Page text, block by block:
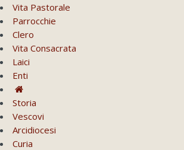
Vita Pastorale
Parrocchie
Clero
Vita Consacrata
Laici
Enti
Storia
Vescovi
Arcidiocesi
Curia